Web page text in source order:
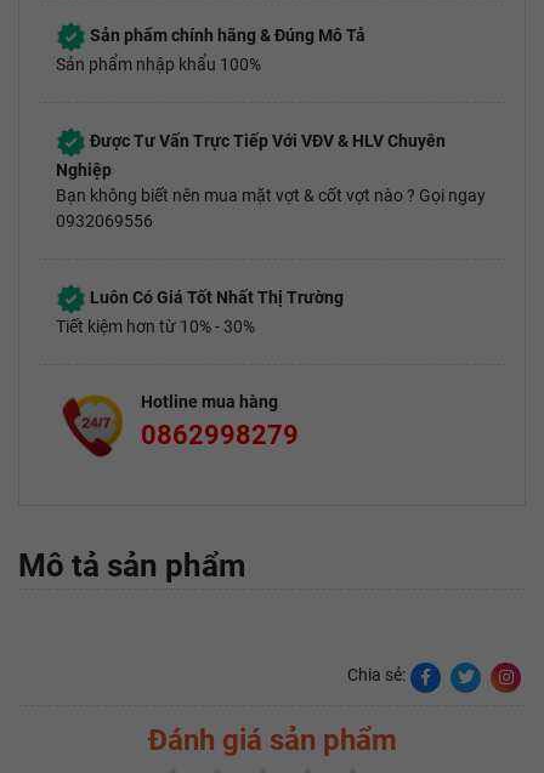
Sản phẩm chính hãng & Đúng Mô Tả
Sản phẩm nhập khẩu 100%
Được Tư Vấn Trực Tiếp Với VĐV & HLV Chuyên
Nghiệp
Bạn không biết nên mua mặt vợt & cốt vợt nào ? Gọi ngay
0932069556
Luôn Có Giá Tốt Nhất Thị Trường
Tiết kiệm hơn từ 10% - 30%
Hotline mua hàng
0862998279
Mô tả sản phẩm
Chia sẻ:
Đánh giá sản phẩm